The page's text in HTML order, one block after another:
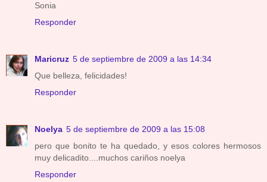
Sonia
Responder
Maricruz 5 de septiembre de 2009 a las 14:34
Que belleza, felicidades!
Responder
Noelya 5 de septiembre de 2009 a las 15:08
pero que bonito te ha quedado, y esos colores hermosos
muy delicadito....muchos cariños noelya
Responder